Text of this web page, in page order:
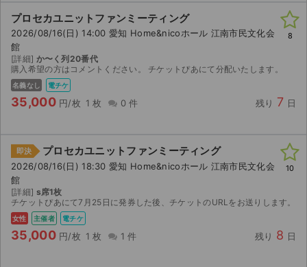
プロセカユニットファンミーティング
2026/08/16(日) 14:00 愛知 Home&nicoホール 江南市民文化会
館
[詳細] か〜く列20番代
購入希望の方はコメントください。 チケットぴあにて分配いたします。
名義なし 電チケ
35,000 円/枚 1 枚 0 件 残り 7 日
8
即決 プロセカユニットファンミーティング
2026/08/16(日) 18:30 愛知 Home&nicoホール 江南市民文化会
館
[詳細] s席1枚
チケットぴあにて7月25日に発券した後、チケットのURLをお送りします。
女性 主催者 電チケ
35,000 円/枚 1 枚 1 件 残り 8 日
10